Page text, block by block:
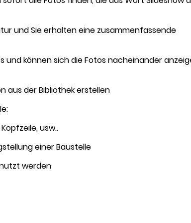
und Sie erhalten eine zusammenfassende
und können sich die Fotos nacheinander
aus der Bibliothek erstellen
usw..
einer Baustelle
werden